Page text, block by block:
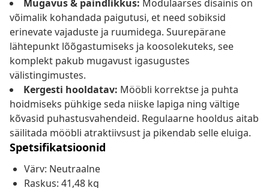
Mugavus & paindlikkus: Modulaarses disainis on
võimalik kohandada paigutusi, et need sobiksid
erinevate vajaduste ja ruumidega. Suurepärane
lähtepunkt lõõgastumiseks ja koosolekuteks, see
komplekt pakub mugavust igasugustes
välistingimustes.
Kergesti hooldatav: Mööbli korrektse ja puhta
hoidmiseks pühkige seda niiske lapiga ning vältige
kõvasid puhastusvahendeid. Regulaarne hooldus aitab
säilitada mööbli atraktiivsust ja pikendab selle eluiga.
Spetsifikatsioonid
Värv: Neutraalne
Raskus: 41,48 kg